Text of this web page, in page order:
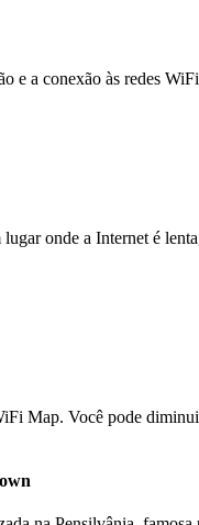
a conexão às redes
onde a Internet é
Map. Você pode